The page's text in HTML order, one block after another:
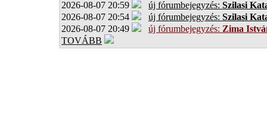
2026-08-07 20:59 új fórumbejegyzés: Szilasi
2026-08-07 20:54
új fórumbejegyzés: Szilasi
2026-08-07 20:49
új fórumbejegyzés: Zima
TOVÁBB